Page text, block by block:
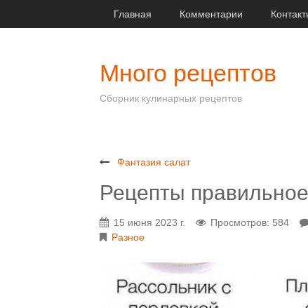
Главная Комментарии
Много рецептов
Сборник кулинарных рецептов
Фантазия салат
Рецепты
15 июня 2023 г. Просмотров: 584
Разное